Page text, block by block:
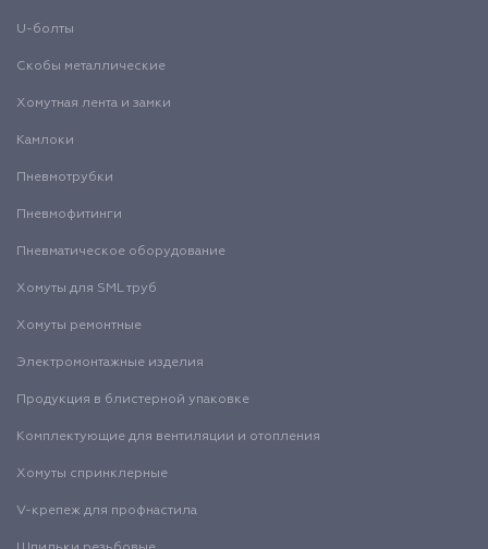
U-болты
Скобы металлические
Хомутная лента и замки
Камлоки
Пневмотрубки
Пневмофитинги
Пневматическое оборудование
Хомуты для SML труб
Хомуты ремонтные
Электромонтажные изделия
Продукция в блистерной упаковке
Комплектующие для вентиляции и отопления
Хомуты спринклерные
V-крепеж для профнастила